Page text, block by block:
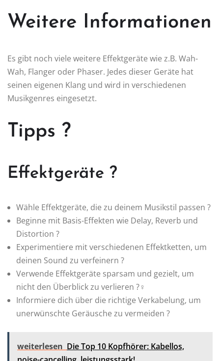
Weitere Informationen
Es gibt noch viele weitere Effektgeräte wie z.B. Wah-
Wah, Flanger oder Phaser. Jedes dieser Geräte hat
seinen eigenen Klang und wird in verschiedenen
Musikgenres eingesetzt.
Tipps ?
Effektgeräte ?️
Wähle Effektgeräte, die zu deinem Musikstil passen ?
Beginne mit Basis-Effekten wie Delay, Reverb und
Distortion ?
Experimentiere mit verschiedenen Effektketten, um
deinen Sound zu verfeinern ?
Verwende Effektgeräte sparsam und gezielt, um
nicht den Überblick zu verlieren ?‍♀️
Informiere dich über die richtige Verkabelung, um
unerwünschte Geräusche zu vermeiden ?
weiterlesen Die Top 10 Kopfhörer: Kabellos,